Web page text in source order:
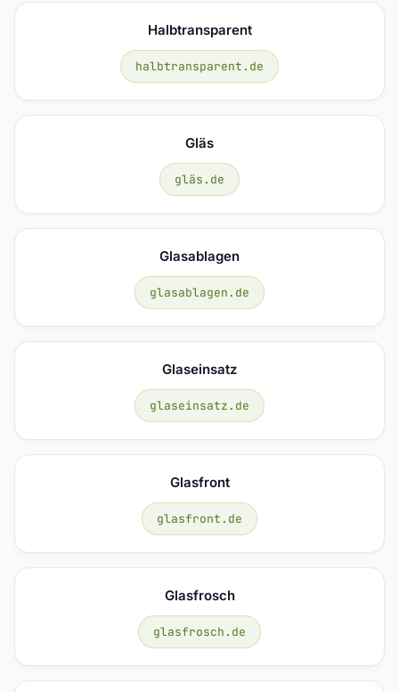
Halbtransparent
halbtransparent.de
Gläs
gläs.de
Glasablagen
glasablagen.de
Glaseinsatz
glaseinsatz.de
Glasfront
glasfront.de
Glasfrosch
glasfrosch.de